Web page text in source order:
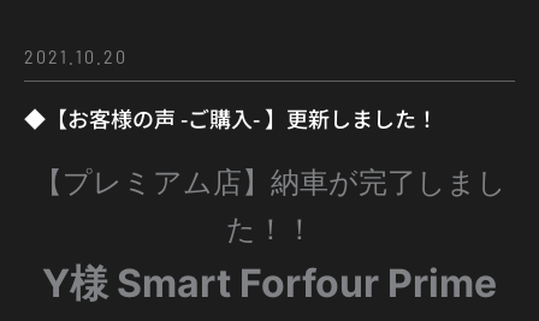
2021.10.20
◆【お客様の声 -ご購入- 】更新しました！
【プレミアム店】納車が完了しまし
た！！
Y様 Smart Forfour Prime